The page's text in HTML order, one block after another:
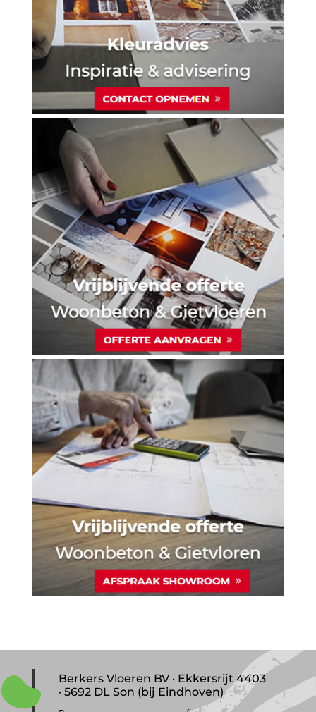
Berkers Vloeren BV · Ekkersrijt 4403
· 5692 DL Son (bij Eindhoven)